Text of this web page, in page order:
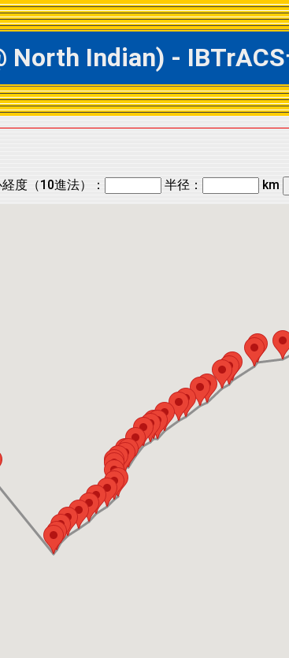
North Indian) -
度（10進法）： 半径： km